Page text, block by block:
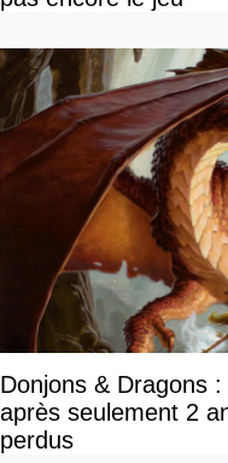
Donjons & Dragons
après seulement 2
perdus